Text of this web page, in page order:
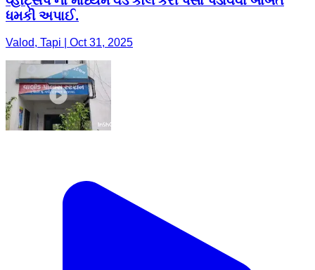
ધમકી અપાઈ.
Valod, Tapi | Oct 31, 2025